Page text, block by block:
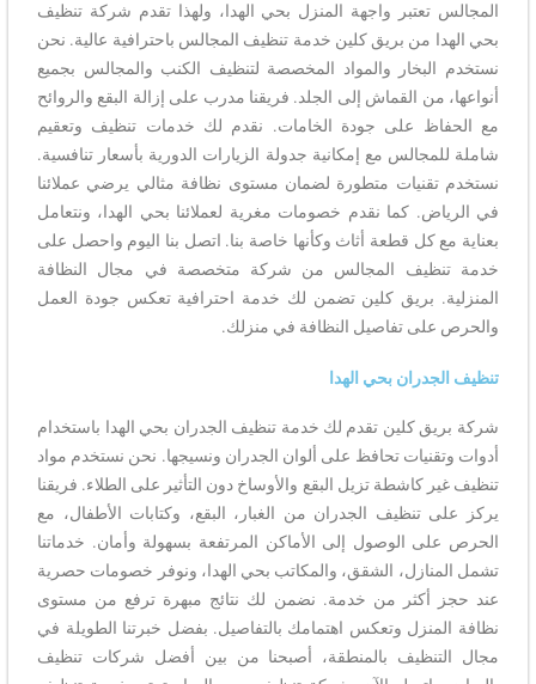
المجالس تعتبر واجهة المنزل بحي الهدا، ولهذا تقدم شركة تنظيف
بحي الهدا من بريق كلين خدمة تنظيف المجالس باحترافية عالية. نحن
نستخدم البخار والمواد المخصصة لتنظيف الكنب والمجالس بجميع
أنواعها، من القماش إلى الجلد. فريقنا مدرب على إزالة البقع والروائح
مع الحفاظ على جودة الخامات. نقدم لك خدمات تنظيف وتعقيم
شاملة للمجالس مع إمكانية جدولة الزيارات الدورية بأسعار تنافسية.
نستخدم تقنيات متطورة لضمان مستوى نظافة مثالي يرضي عملائنا
في الرياض. كما نقدم خصومات مغرية لعملائنا بحي الهدا، ونتعامل
بعناية مع كل قطعة أثاث وكأنها خاصة بنا. اتصل بنا اليوم واحصل على
خدمة تنظيف المجالس من شركة متخصصة في مجال النظافة
المنزلية. بريق كلين تضمن لك خدمة احترافية تعكس جودة العمل
والحرص على تفاصيل النظافة في منزلك.
تنظيف الجدران بحي الهدا
شركة بريق كلين تقدم لك خدمة تنظيف الجدران بحي الهدا باستخدام
أدوات وتقنيات تحافظ على ألوان الجدران ونسيجها. نحن نستخدم مواد
تنظيف غير كاشطة تزيل البقع والأوساخ دون التأثير على الطلاء. فريقنا
يركز على تنظيف الجدران من الغبار، البقع، وكتابات الأطفال، مع
الحرص على الوصول إلى الأماكن المرتفعة بسهولة وأمان. خدماتنا
تشمل المنازل، الشقق، والمكاتب بحي الهدا، ونوفر خصومات حصرية
عند حجز أكثر من خدمة. نضمن لك نتائج مبهرة ترفع من مستوى
نظافة المنزل وتعكس اهتمامك بالتفاصيل. بفضل خبرتنا الطويلة في
مجال التنظيف بالمنطقة، أصبحنا من بين أفضل شركات تنظيف